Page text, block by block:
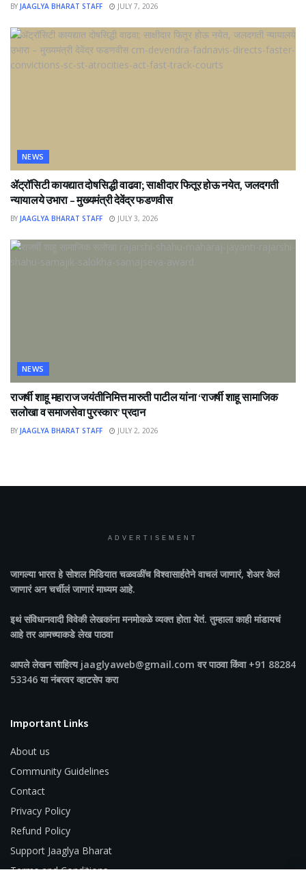
BY JAAGLYA BHARAT STAFF JULY 7, 2026
NEWS
ॲट्रॉसिटी कायद्यात दोषसिद्धी वाढवा; साक्षीदार फितूर होऊ नयेत, जलदगती
न्यायालये उभारा – मुख्यमंत्री देवेंद्र फडणवीस
BY JAAGLYA BHARAT STAFF JULY 3, 2026
NEWS
राजर्षी शाहू महाराज जयंतीनिमित्त मारुती पाटील यांना ‘राजर्षी शाहू सामाजिक
सलोखा व समाजसेवा पुरस्कार’ प्रदान
BY JAAGLYA BHARAT STAFF JULY 2, 2026
ADVERTISEMENT
जागल्या भारतहे सोशल मिडियात चळवळींच विश्वासार्हतेने वाचलं जाणारं, शेअर केलं
जाणारं अन चर्चीलं जाणारं माध्यम आहे.
इथं संविधानवादी विवेकी लेखकांना मनमोकळे व्यक्त होता येतं. तुम्हाला काही मांडायचं
आहे तर आमच्याकडे लेख पाठवा
आपले लेखन साहित्य jaaglyaweb@gmail.com वर पाठवा किंवा +91 88284
53346 या नंबरवर व्हाटसेप करा
Important Links
About us
Community Guidelines
Contact
Privacy Policy
Refund Policy
Support Jaaglya Bharat